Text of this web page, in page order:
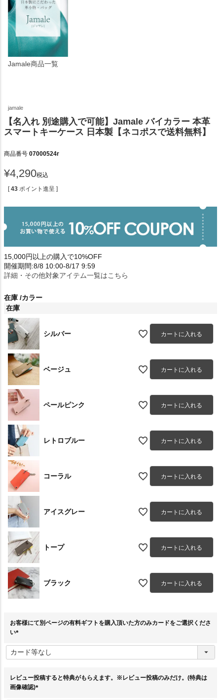
Jamale商品一覧
jamale
【名入れ 別途購入で可能】Jamale バイカラー 本革
スマートキーケース 日本製【ネコポスで送料無料】
商品番号 07000524r
¥4,290税込
[ 43 ポイント進呈 ]
15,000円以上の購入で10%OFF
開催期間:8/8 10:00-8/17 9:59
詳細・その他対象アイテム一覧はこちら
在庫 カラー
在庫
シルバー カートに入れる
ベージュ カートに入れる
ペールピンク カートに入れる
レトロブルー カートに入れる
コーラル カートに入れる
アイスグレー カートに入れる
トープ カートに入れる
ブラック カートに入れる
お客様にて別ページの有料ギフトを購入頂いた方のみカードをご選択くださ
い
必
須
レビュー投稿すると特典がもらえます。※レビュー投稿のみだけ。(特典は
画像確認)